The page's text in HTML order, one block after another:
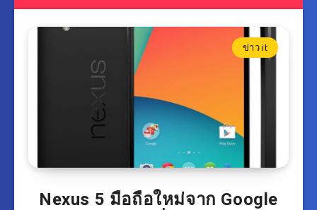
ข่าว it
Nexus 5 มือถือใหม่จาก Google